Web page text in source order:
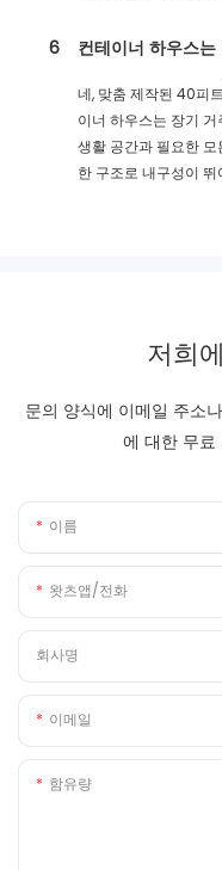
6 컨테이너 하우스
네, 맞춤 제작된 40피
이너 하우스는 장기
생활 공간과 필요한
한 구조로 내구성이
저희
문의 양식에 이메일 주소
에 대한 무료
이름
왓츠앱/전화
회사명
이메일
함유량